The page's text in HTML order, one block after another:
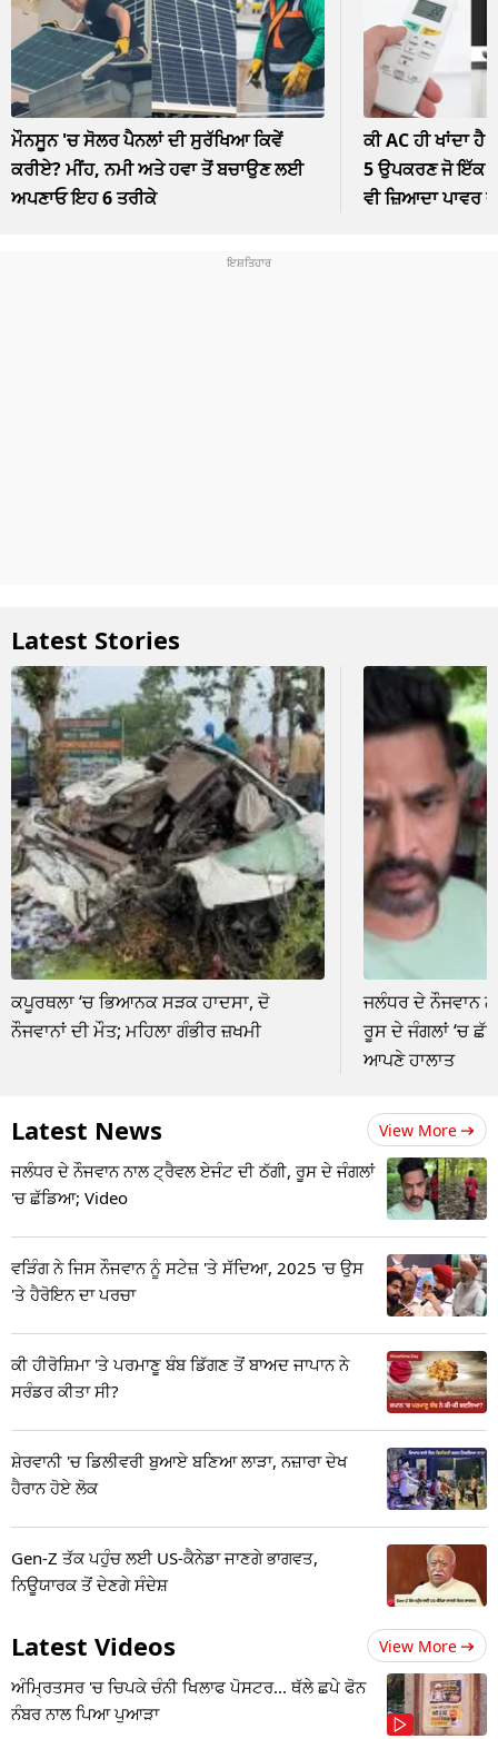
ਮੌਨਸੂਨ 'ਚ ਸੋਲਰ ਪੈਨਲਾਂ ਦੀ ਸੁਰੱਖਿਆ ਕਿਵੇਂ
ਕਰੀਏ? ਮੀਂਹ, ਨਮੀ ਅਤੇ ਹਵਾ ਤੋਂ ਬਚਾਉਣ ਲਈ
ਅਪਣਾਓ ਇਹ 6 ਤਰੀਕੇ
ਕੀ AC ਹੀ ਖਾਂਦਾ
5 ਉਪਕਰਣ ਜੋ ਇੱਕ
ਵੀ ਜ਼ਿਆਦਾ ਪਾਵਰ
Latest Stories
ਕਪੂਰਥਲਾ ‘ਚ ਭਿਆਨਕ ਸੜਕ ਹਾਦਸਾ, ਦੋ
ਨੌਜਵਾਨਾਂ ਦੀ ਮੌਤ; ਮਹਿਲਾ ਗੰਭੀਰ ਜ਼ਖਮੀ
ਜਲੰਧਰ ਦੇ ਨੌਜਵਾਨ
ਰੂਸ ਦੇ ਜੰਗਲਾਂ ‘ਚ
ਆਪਣੇ ਹਾਲਾਤ
Latest News View More
ਜਲੰਧਰ ਦੇ ਨੌਜਵਾਨ ਨਾਲ ਟ੍ਰੈਵਲ ਏਜੰਟ ਦੀ ਠੱਗੀ, ਰੂਸ ਦੇ ਜੰਗਲਾਂ
'ਚ ਛੱਡਿਆ; Video
ਵੜਿੰਗ ਨੇ ਜਿਸ ਨੌਜਵਾਨ ਨੂੰ ਸਟੇਜ਼ 'ਤੇ ਸੱਦਿਆ, 2025 'ਚ ਉਸ
'ਤੇ ਹੈਰੋਇਨ ਦਾ ਪਰਚਾ
ਕੀ ਹੀਰੋਸ਼ਿਮਾ 'ਤੇ ਪਰਮਾਣੂ ਬੰਬ ਡਿੱਗਣ ਤੋਂ ਬਾਅਦ ਜਾਪਾਨ ਨੇ
ਸਰੰਡਰ ਕੀਤਾ ਸੀ?
ਸ਼ੇਰਵਾਨੀ 'ਚ ਡਿਲੀਵਰੀ ਬੁਆਏ ਬਣਿਆ ਲਾੜਾ, ਨਜ਼ਾਰਾ ਦੇਖ
ਹੈਰਾਨ ਹੋਏ ਲੋਕ
Gen-Z ਤੱਕ ਪਹੁੰਚ ਲਈ US-ਕੈਨੇਡਾ ਜਾਣਗੇ ਭਾਗਵਤ,
ਨਿਊਯਾਰਕ ਤੋਂ ਦੇਣਗੇ ਸੰਦੇਸ਼
Latest Videos View More
ਅੰਮ੍ਰਿਤਸਰ 'ਚ ਚਿਪਕੇ ਚੰਨੀ ਖਿਲਾਫ ਪੋਸਟਰ... ਥੱਲੇ ਛਪੇ ਫੋਨ
ਨੰਬਰ ਨਾਲ ਪਿਆ ਪੁਆੜਾ